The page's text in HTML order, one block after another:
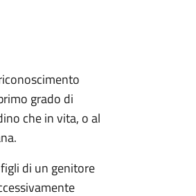
grado di
che in vita, o al
di un genitore